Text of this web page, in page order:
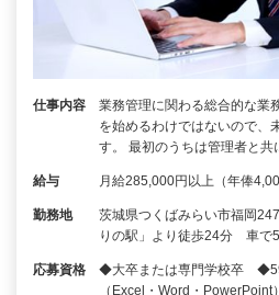
仕事内容
業務管理に関わる総合的な業
を始めるわけではないので、
す。 最初のうちは管理者と
給与 月給285,000円以上（年俸
勤務地
茨城県つくばみらい市福岡
りの駅」より徒歩24分 車で5
応募資格
◆大卒または専門学校卒
（Excel・Word・